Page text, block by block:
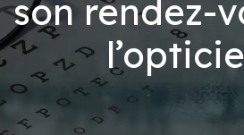
son rendez-